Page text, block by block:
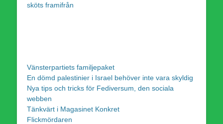
sköts framifrån
Vänsterpartiets familjepaket
En dömd palestinier i Israel behöver inte vara skyldig
Nya tips och tricks för Fediversum, den sociala
webben
Tänkvärt i Magasinet Konkret
Flickmördaren